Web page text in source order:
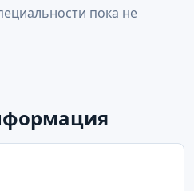
пока не